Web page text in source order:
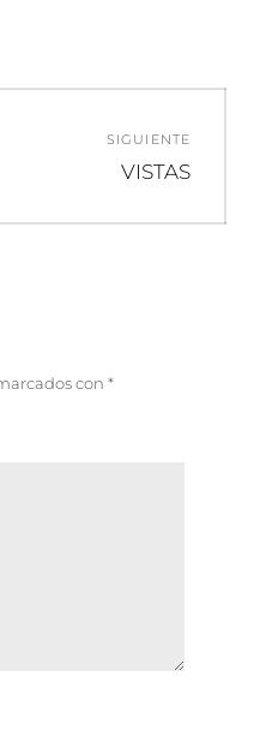
SIGUIENTE
Entrada
VISTAS
con *